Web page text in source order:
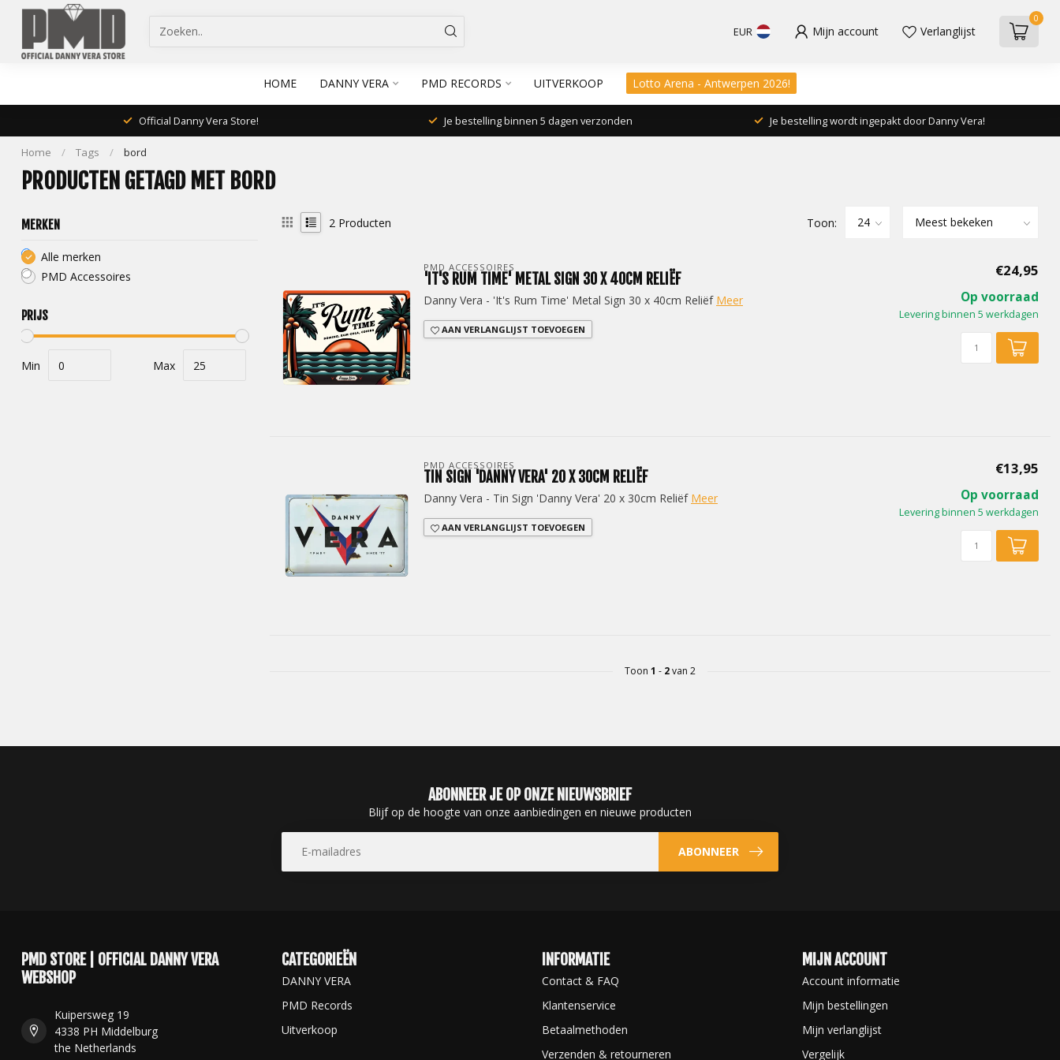
EUR Mijn account Verlanglijst
0
HOME DANNY VERA PMD RECORDS UITVERKOOP Lotto Arena - Antwerpen 2026!
Official Danny Vera Store! Je bestelling binnen 5 dagen verzonden Je bestelling wordt ingepakt door Danny Vera!
Home / Tags / bord
PRODUCTEN GETAGD MET BORD
MERKEN
Alle merken
PMD Accessoires
PRIJS
Min Max
2 Producten Toon:
PMD ACCESSOIRES
'IT'S RUM TIME' METAL SIGN 30 X 40CM RELIËF
Danny Vera - 'It's Rum Time' Metal Sign 30 x 40cm Reliëf Meer
AAN VERLANGLIJST TOEVOEGEN
€24,95
Op voorraad
Levering binnen 5 werkdagen
PMD ACCESSOIRES
TIN SIGN 'DANNY VERA' 20 X 30CM RELIËF
Danny Vera - Tin Sign 'Danny Vera' 20 x 30cm Reliëf Meer
AAN VERLANGLIJST TOEVOEGEN
€13,95
Op voorraad
Levering binnen 5 werkdagen
Toon 1 - 2van 2
ABONNEER JE OP ONZE NIEUWSBRIEF
Blijf op de hoogte van onze aanbiedingen en nieuwe producten
ABONNEER
PMD STORE | OFFICIAL DANNY VERA
WEBSHOP
Kuipersweg 19
4338 PH Middelburg
the Netherlands
CATEGORIEËN
DANNY VERA
PMD Records
Uitverkoop
INFORMATIE
Contact & FAQ
Klantenservice
Betaalmethoden
Verzenden & retourneren
MIJN ACCOUNT
Account informatie
Mijn bestellingen
Mijn verlanglijst
Vergelijk